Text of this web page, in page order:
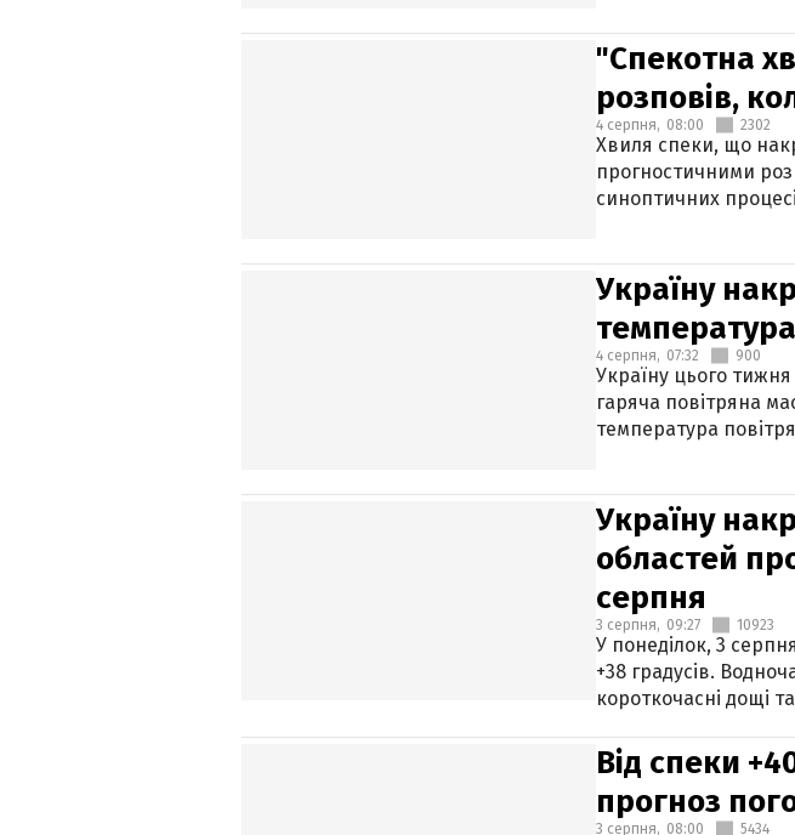
"Спекотна
розповів,
4 серпня, 08:00 2302
Хвиля спеки, що
прогностичними
синоптичних
Україну
температура
4 серпня, 07:32 900
Україну цього
гаряча повітряна
температура
Україну
областей
серпня
3 серпня, 09:27 10923
У понеділок, 3
+38 градусів.
короткочасні дощі
Від спеки
прогноз
3 серпня, 08:00 5434